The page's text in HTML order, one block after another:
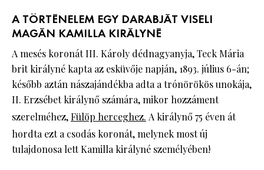
A TÖRTÉNELEM EGY DARABJÁT VISELI
MAGÁN KAMILLA KIRÁLYNÉ
A mesés koronát III. Károly dédnagyanyja, Teck Mária
brit királyné kapta az esküvője napján, 1893. július 6-án;
később aztán nászajándékba adta a trónörökös unokája,
II. Erzsébet királynő számára, mikor hozzáment
szerelméhez,Fülöp herceghez. A királynő 75 éven át
hordta ezt a csodás koronát, melynek most új
tulajdonosa lett Kamilla királyné személyében!